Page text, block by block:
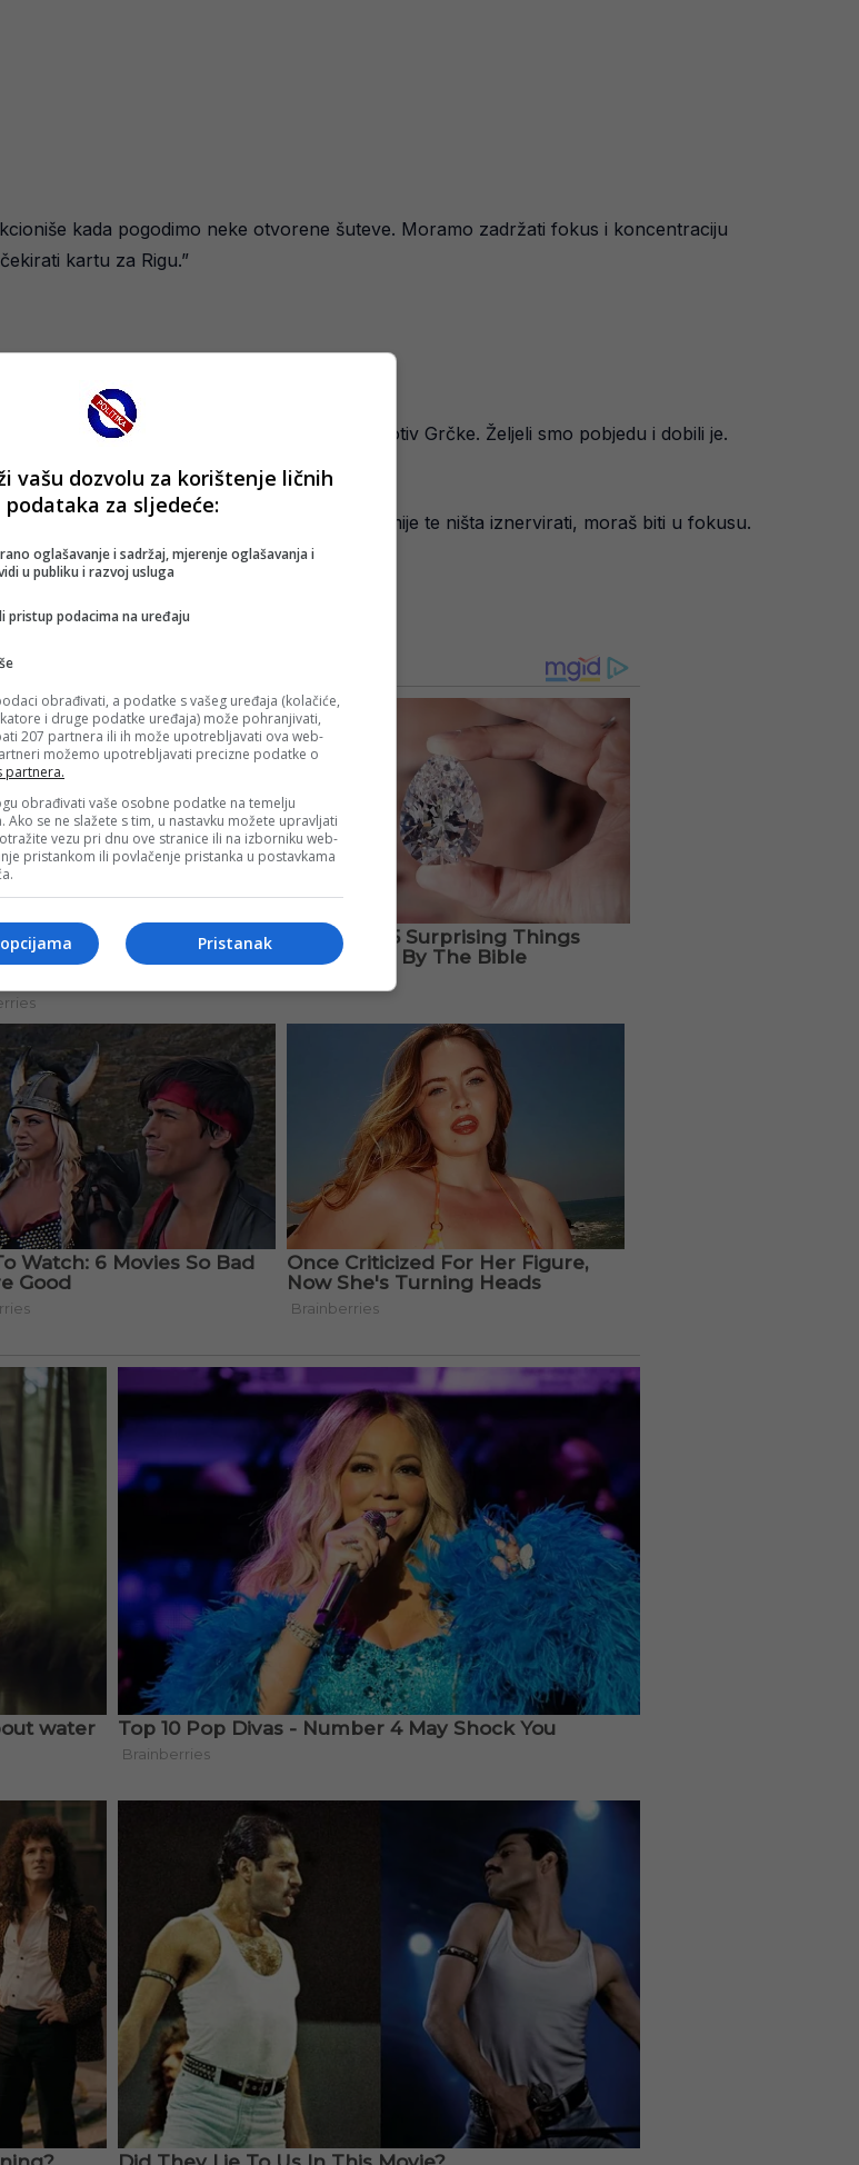
kada pogodimo neke otvorene šuteve. Moramo zadržati fokus i koncentraciju
kartu za Rigu.”
mi je drago da smo dobili ovu utakmicu.
neku kalkulaciju, hoćemo li igrati ili ne protiv Grčke. Željeli smo pobjedu i dobili je.
Sada ovisimo sami o sebi.
Može driblati, pogoditi kada treba. Ne smije te ništa iznervirati, moraš biti u fokusu.
vašu dozvolu za korištenje ličnih
podataka za sljedeće:
oglašavanje i sadržaj, mjerenje oglašavanja i
u publiku i razvoj usluga
pristup podacima na uređaju
obrađivati, a podatke s vašeg uređaja (kolačiće,
i druge podatke uređaja) može pohranjivati,
207 partnera ili ih može upotrebljavati ova web-
možemo upotrebljavati precizne podatke o
partnera.
obrađivati vaše osobne podatke na temelju
Ako se ne slažete s tim, u nastavku možete upravljati
vezu pri dnu ove stranice ili na izborniku web-
pristankom ili povlačenje pristanka u postavkama
Pristanak